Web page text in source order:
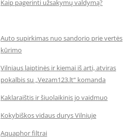
Kaip pagerinti užsakymų valdymą?
Auto supirkimas nuo sandorio prie vertės
kūrimo
Vilniaus laiptinės ir kiemai iš arti, atviras
pokalbis su „Vezam123.lt“ komanda
Kaklaraištis ir šiuolaikinis jo vaidmuo
Kokybiškos vidaus durys Vilniuje
Aquaphor filtrai